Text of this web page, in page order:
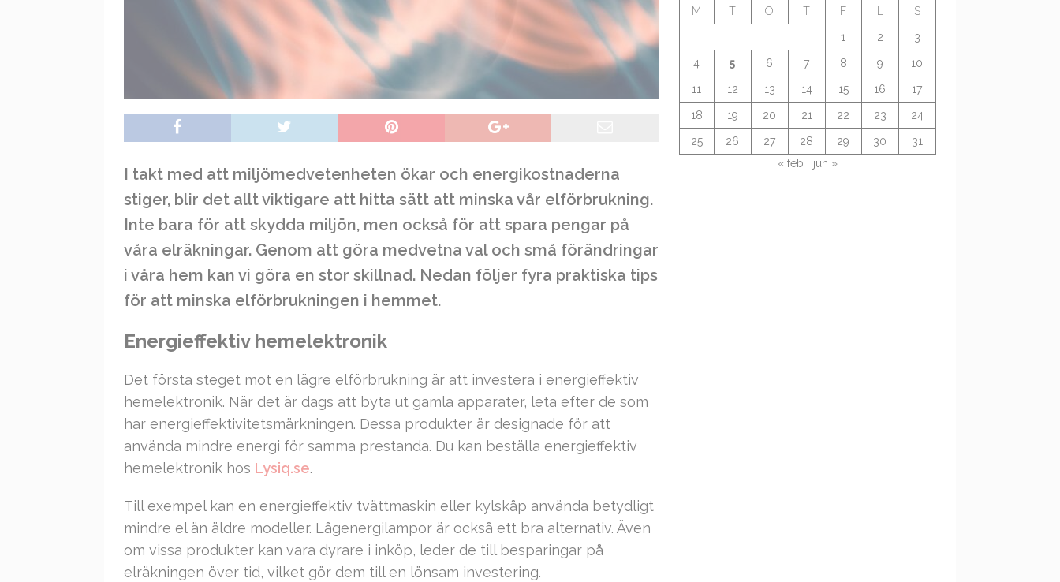
I takt med att miljömedvetenheten ökar och energikostnaderna
stiger, blir det allt viktigare att hitta sätt att minska vår elförbrukning.
Inte bara för att skydda miljön, men också för att spara pengar på
våra elräkningar. Genom att göra medvetna val och små förändringar
i våra hem kan vi göra en stor skillnad. Nedan följer fyra praktiska tips
för att minska elförbrukningen i hemmet.
Energieffektiv hemelektronik
Det första steget mot en lägre elförbrukning är att investera i energieffektiv
hemelektronik. När det är dags att byta ut gamla apparater, leta efter de som
har energieffektivitetsmärkningen. Dessa produkter är designade för att
använda mindre energi för samma prestanda. Du kan beställa energieffektiv
hemelektronik hos Lysiq.se.
Till exempel kan en energieffektiv tvättmaskin eller kylskåp använda betydligt
mindre el än äldre modeller. Lågenergilampor är också ett bra alternativ. Även
om vissa produkter kan vara dyrare i inköp, leder de till besparingar på
elräkningen över tid, vilket gör dem till en lönsam investering.
M T O T F L S
1 2 3
4 5 6 7 8 9 10
11 12 13 14 15 16 17
18 19 20 21 22 23 24
25 26 27 28 29 30
31
« feb
jun »